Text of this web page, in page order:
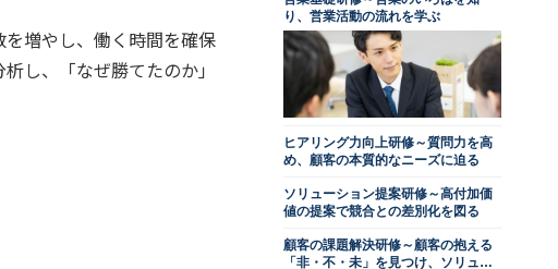
増やし、働く時間を確保
し、「なぜ勝てたのか」
り、営業活動の流れを学ぶ
ヒアリング力向上研修～質問力を高
め、顧客の本質的なニーズに迫る
ソリューション提案研修～高付加価
値の提案で競合との差別化を図る
顧客の課題解決研修～顧客の抱える
「非・不・未」を見つけ、ソリュー